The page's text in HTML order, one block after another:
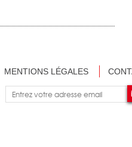
MENTIONS LÉGALES